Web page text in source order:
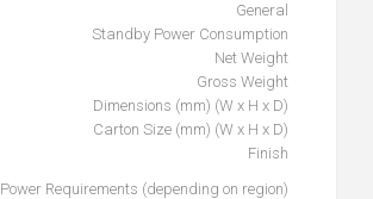
General
Standby Power Consumption
Net Weight
Gross Weight
Dimensions (mm) (W x H x D)
Carton Size (mm) (W x H x D)
Finish
Power Requirements (depending on region)